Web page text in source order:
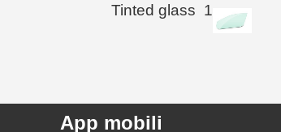
Tinted glass 1
App mobili